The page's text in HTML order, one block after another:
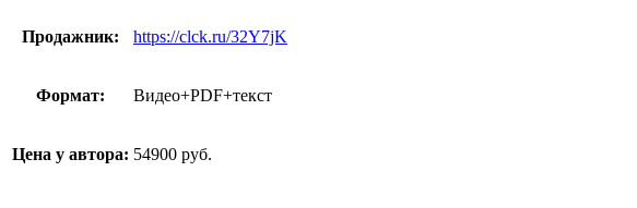
Продажник: https://clck.ru/32Y7jK
Формат: Видео+PDF+текст
Цена у автора: 54900 руб.